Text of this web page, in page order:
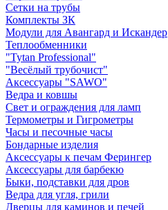
Сетки на трубы
Комплекты ЗК
Модули для Авангард и Искандер
Теплообменники
"Tytan Professional"
"Весёлый трубочист"
Аксессуары "SAWO"
Ведра и ковшы
Свет и ограждения для ламп
Термометры и Гигрометры
Часы и песочные часы
Бондарные изделия
Аксессуары к печам Ферингер
Аксессуары для барбекю
Быки, подставки для дров
Ведра для угля, грили
Дверцы для каминов и печей